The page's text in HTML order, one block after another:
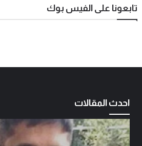
تابعونا على الفيس بوك
احدث المقالات